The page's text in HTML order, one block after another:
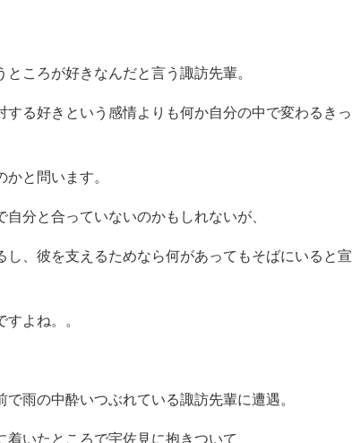
ころが好きなんだと言う諏訪先輩。
る好きという感情よりも何か自分の中で変わるきっ
と問います。
分と合っていないのかもしれないが、
、彼を支えるためなら何があってもそばにいると宣
よね。。
雨の中酔いつぶれている諏訪先輩に遭遇。
着いたところで宇佐見に抱きついて